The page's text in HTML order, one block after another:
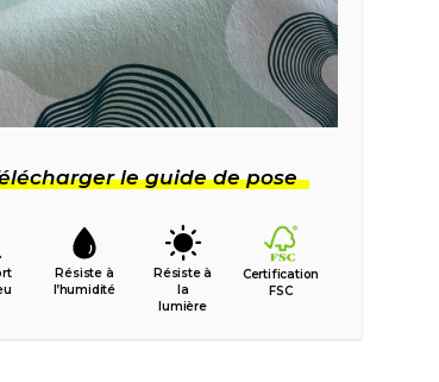
le guide de pose
Résiste à
l’humidité
Résiste à
la
lumière
Certification
FSC